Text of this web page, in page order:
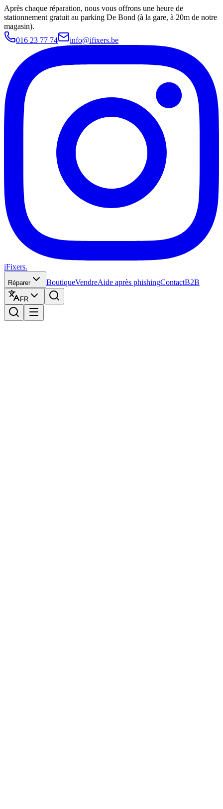
Après chaque réparation, nous vous offrons une heure de
stationnement gratuit au parking De Bond (à la gare, à 20m de notre
magasin).
016 23 77 74
info@ifixers.be
iFixers.
Réparer BoutiqueVendreAide après phishingContactB2B
FR